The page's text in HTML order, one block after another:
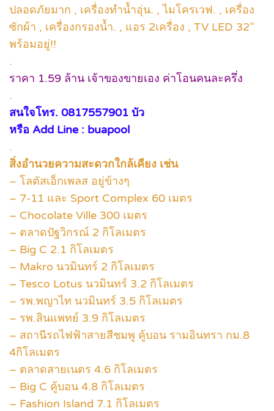
ปลอดภัยมาก , เครื่องทำน้ำอุ่น. , ไมโครเวฟ. , เครื่อง
ซักผ้า , เครื่องกรองน้ำ. , แอร 2เครื่อง , TV LED 32”
พร้อมอยู่!!
.
ราคา 1.59 ล้าน เจ้าของขายเอง ค่าโอนคนละครึ่ง
.
สนใจโทร. 0817557901 บัว
หรือ Add Line : buapool
.
สิ่งอำนวยความสะดวกใกล้เคียง เช่น
– โลตัสเอ็กเพลส อยู่ข้างๆ
– 7-11 และ Sport Complex 60 เมตร
– Chocolate Ville 300 เมตร
– ตลาดปัฐวิกรณ์ 2 กิโลเมตร
– Big C 2.1 กิโลเมตร
– Makro นวมินทร์ 2 กิโลเมตร
– Tesco Lotus นวมินทร์ 3.2 กิโลเมตร
– รพ.พญาไท นวมินทร์ 3.5 กิโลเมตร
– รพ.สินแพทย์ 3.9 กิโลเมตร
– สถานีรถไฟฟ้าสายสีชมพู คู้บอน รามอินทรา กม.8
4กิโลเมตร
– ตลาดสายเนตร 4.6 กิโลเมตร
– Big C คู้บอน 4.8 กิโลเมตร
– Fashion Island 7.1 กิโลเมตร